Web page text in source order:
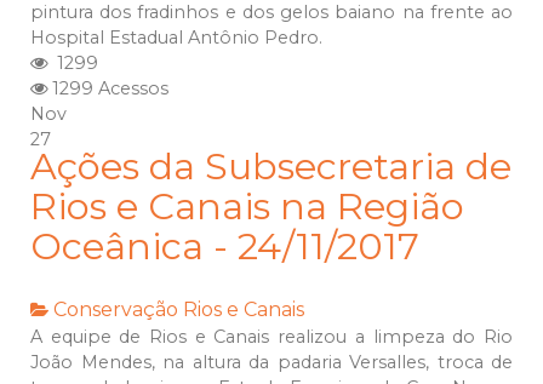
pintura dos fradinhos e dos gelos baiano na frente ao
Hospital Estadual Antônio Pedro.
1299
1299 Acessos
Nov
27
Ações da Subsecretaria de
Rios e Canais na Região
Oceânica - 24/11/2017
Conservação Rios e Canais
A equipe de Rios e Canais realizou a limpeza do Rio
João Mendes, na altura da padaria Versalles, troca de